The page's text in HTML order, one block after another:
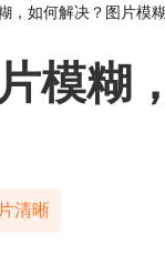
，如何解决？图片模
模糊
清晰